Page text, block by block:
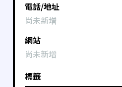
電話/地址
尚未新增
網站
尚未新增
標籤